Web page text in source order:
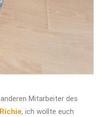
Mitarbeiter des
Richie, ich wollte euch